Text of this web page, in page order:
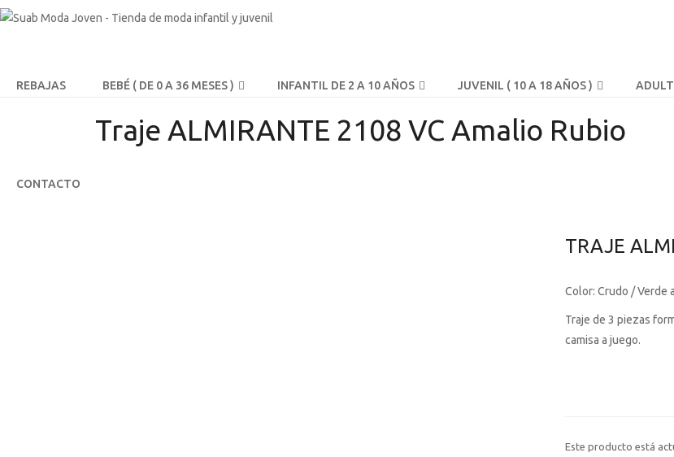
REBAJAS BEBÉ ( DE 0 A 36 MESES ) INFANTIL DE 2 A 10 AÑOS JUVENIL ( 10 A 18 AÑOS )
CONTACTO
Traje ALMIRANTE 2108 VC Amalio Rubio
TRAJE
Color: Crudo / Verde
Traje de 3 piezas
camisa a juego.
Este producto está